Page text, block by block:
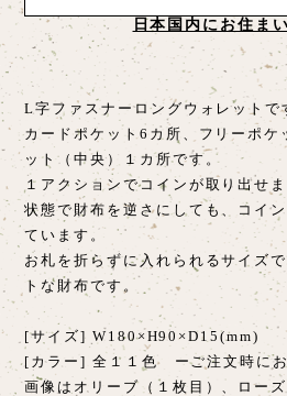
日本国内にお住ま
L字ファスナーロングウォレットで
カードポケット6カ所、フリーポケ
ット（中央）１カ所です。
１アクションでコインが取り出せ
状態で財布を逆さにしても、コイ
ています。
お札を折らずに入れられるサイズ
トな財布です。
[サイズ] W180×H90×D15(mm)
[カラー] 全１１色 ーご注文時にお
画像はオリーブ（１枚目）、ロー